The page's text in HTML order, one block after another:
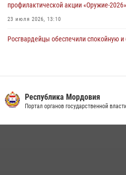
профилактической акции «Оружие‑2026»
23 июля 2026, 13:10
Росгвардейцы обеспечили спокойную
обеспечили безопасность на
регионального турнира до Суперкубка
Республика Мордовия
Портал органов государственной